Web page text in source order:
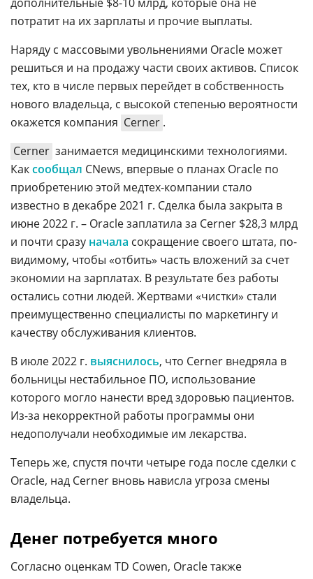
потратит на их зарплаты и прочие выплаты.
Наряду с массовыми увольнениями Oracle может
решиться и на продажу части своих активов. Список
тех, кто в числе первых перейдет в собственность
нового владельца, с высокой степенью вероятности
окажется компания Cerner .
Cerner занимается медицинскими технологиями.
Каксообщал CNews, впервые о планах Oracle по
приобретению этой медтех-компании стало
известно в декабре 2021 г. Сделка была закрыта в
июне 2022 г. – Oracle заплатила за Cerner $28,3 млрд
и почти сразу начала сокращение своего штата, по-
видимому, чтобы «отбить» часть вложений за счет
экономии на зарплатах. В результате без работы
остались сотни людей. Жертвами «чистки» стали
преимущественно специалисты по маркетингу и
качеству обслуживания клиентов.
В июле 2022 г. выяснилось, что Cerner внедряла в
больницы нестабильное ПО, использование
которого могло нанести вред здоровью пациентов.
Из-за некорректной работы программы они
недополучали необходимые им лекарства.
Теперь же, спустя почти четыре года после сделки с
Oracle, над Cerner вновь нависла угроза смены
владельца.
Денег потребуется много
Согласно оценкам TD Cowen, Oracle также